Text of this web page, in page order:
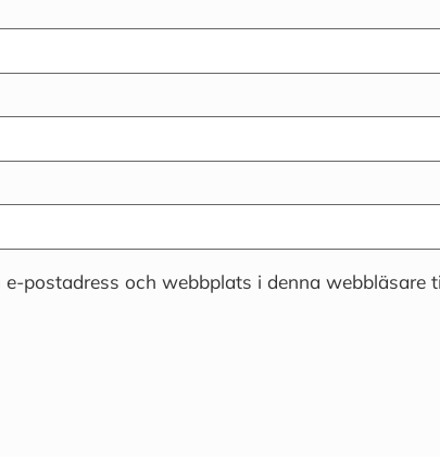
postadress och webbplats i denna webbläsare